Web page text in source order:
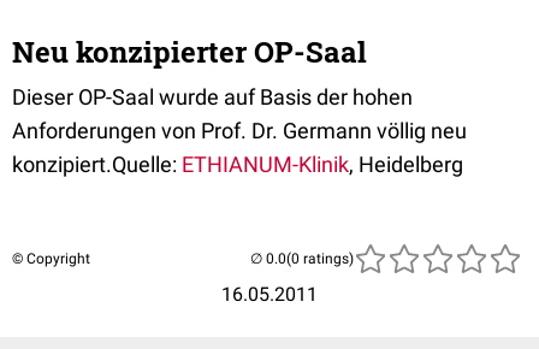
Neu konzipierter OP-Saal
Dieser OP-Saal wurde auf Basis der hohen
Anforderungen von Prof. Dr. Germann völlig neu
konzipiert.Quelle: ETHIANUM-Klinik, Heidelberg
© Copyright
16.05.2011
(0 ratings)